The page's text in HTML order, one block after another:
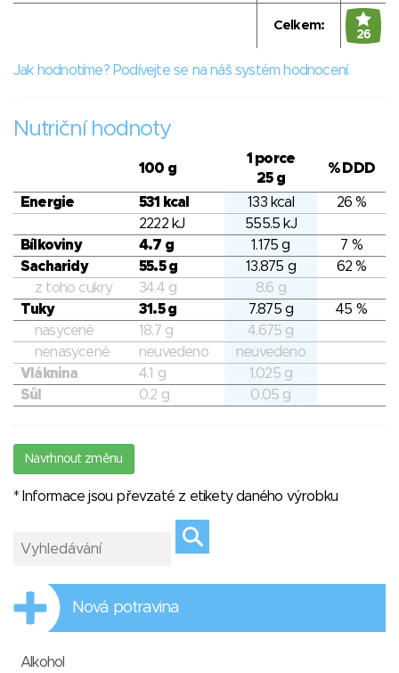
Celkem:
26
Jak hodnotíme? Podívejte se na náš systém hodnocení.
Nutriční hodnoty
100 g
1 porce
25 g
% DDD
Energie 531 kcal 133 kcal
26 %
2222 kJ
555.5 kJ
Bílkoviny
4.7 g 1.175 g
7 %
Sacharidy
55.5 g 13.875 g
62 %
z toho cukry
34.4 g
8.6 g
Tuky
31.5 g 7.875 g
45 %
nasycené
18.7 g
4.675 g
nenasycené
neuvedeno
neuvedeno
Vláknina
4.1 g
1.025 g
Sůl
0.2 g 0.05 g
Navrhnout změnu
* Informace jsou převzaté z etikety daného výrobku
Nová potravina
Alkohol